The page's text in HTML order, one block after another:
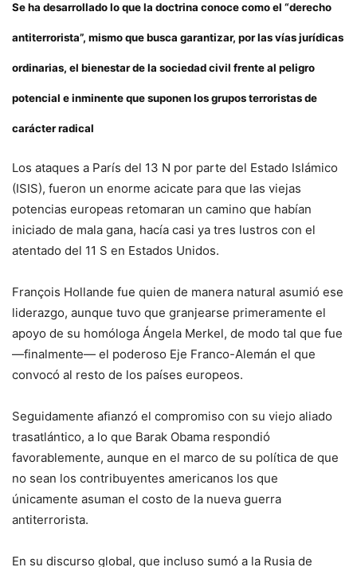
Se ha desarrollado lo que la doctrina conoce como el “derecho
antiterrorista”, mismo que busca garantizar, por las vías jurídicas
ordinarias, el bienestar de la sociedad civil frente al peligro
potencial e inminente que suponen los grupos terroristas de
carácter radical
Los ataques a París del 13 N por parte del Estado Islámico
(ISIS), fueron un enorme acicate para que las viejas
potencias europeas retomaran un camino que habían
iniciado de mala gana, hacía casi ya tres lustros con el
atentado del 11 S en Estados Unidos.
François Hollande fue quien de manera natural asumió ese
liderazgo, aunque tuvo que granjearse primeramente el
apoyo de su homóloga Ángela Merkel, de modo tal que fue
—finalmente— el poderoso Eje Franco-Alemán el que
convocó al resto de los países europeos.
Seguidamente afianzó el compromiso con su viejo aliado
trasatlántico, a lo que Barak Obama respondió
favorablemente, aunque en el marco de su política de que
no sean los contribuyentes americanos los que
únicamente asuman el costo de la nueva guerra
antiterrorista.
En su discurso global, que incluso sumó a la Rusia de